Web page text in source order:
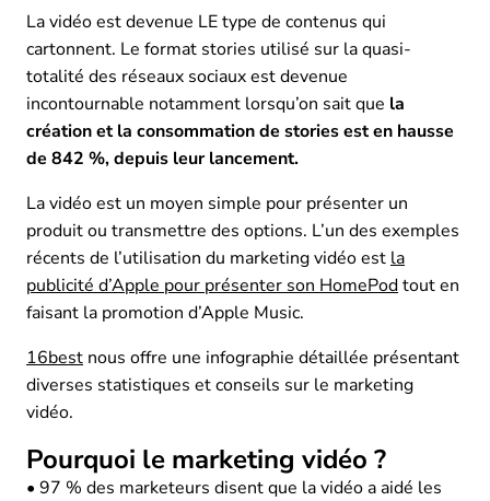
La vidéo est devenue LE type de contenus qui
cartonnent. Le format stories utilisé sur la quasi-
totalité des réseaux sociaux est devenue
incontournable notamment lorsqu’on sait que la
création et la consommation de stories est en hausse
de 842 %, depuis leur lancement.
La vidéo est un moyen simple pour présenter un
produit ou transmettre des options. L’un des exemples
récents de l’utilisation du marketing vidéo est la
publicité d’Apple pour présenter son HomePodtout en
faisant la promotion d’Apple Music.
16best nous offre une infographie détaillée présentant
diverses statistiques et conseils sur le marketing
vidéo.
Pourquoi le marketing vidéo ?
• 97 % des marketeurs disent que la vidéo a aidé les